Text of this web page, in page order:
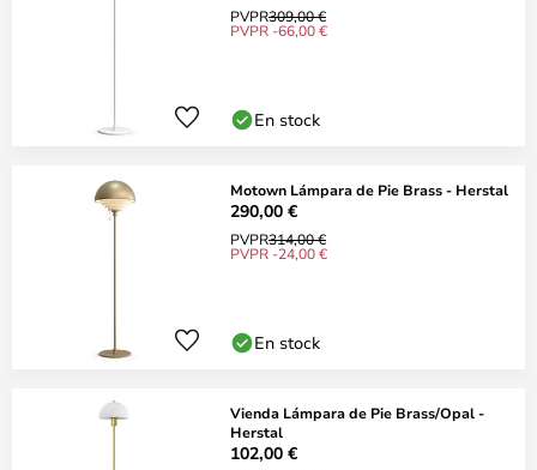
PVPR309,00 €
PVPR -66,00 €
En stock
Motown Lámpara de Pie Brass - Herstal
290,00 €
PVPR314,00 €
PVPR -24,00 €
En stock
Vienda Lámpara de Pie Brass/Opal -
Herstal
102,00 €